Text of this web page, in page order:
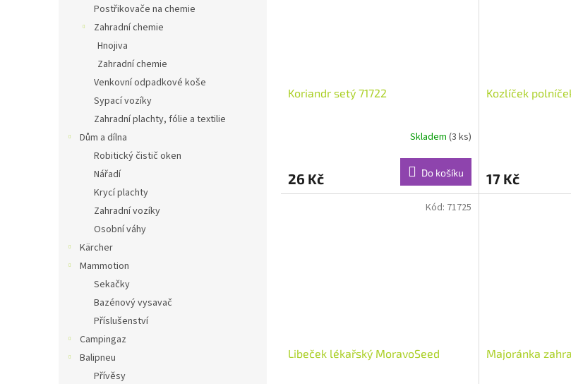
Postřikovače na chemie
Zahradní chemie
Hnojiva
Zahradní chemie
Venkovní odpadkové koše
Sypací vozíky
Zahradní plachty, fólie a textilie
Dům a dílna
Robitický čistič oken
Nářadí
Krycí plachty
Zahradní vozíky
Osobní váhy
Kärcher
Mammotion
Sekačky
Bazénový vysavač
Příslušenství
Campingaz
Balipneu
Přívěsy
Koriandr setý 71722
Skladem (3 ks)
26 Kč Do košíku
Kozlíček
17 Kč
Libeček lékařský MoravoSeed
Kód: 71725
Majoránka